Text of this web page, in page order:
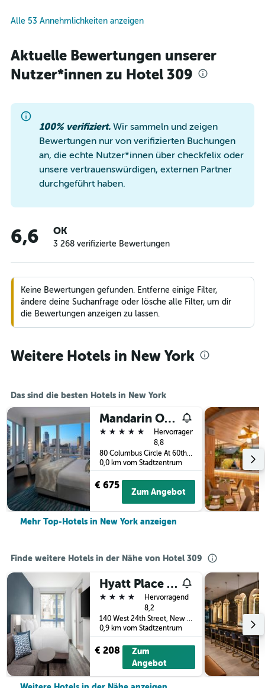
Alle 53 Annehmlichkeiten anzeigen
Aktuelle Bewertungen unserer
Nutzer*innen zu Hotel 309
100% verifiziert. Wir sammeln und zeigen
Bewertungen nur von verifizierten Buchungen
an, die echte Nutzer*innen über checkfelix oder
unsere vertrauenswürdigen, externen Partner
durchgeführt haben.
6,6 OK
3 268 verifizierte Bewertungen
Keine Bewertungen gefunden. Entferne einige Filter,
ändere deine Suchanfrage oder lösche alle Filter, um dir
die Bewertungen anzeigen zu lassen.
Weitere Hotels in New York
Das sind die besten Hotels in New York
Mandarin Oriental, New York
5 Sterne
Hervorragend
8,8
80 Columbus Circle At 60th Street, New York, NY, USA
0,0 km vom Stadtzentrum
€ 675
Zum Angebot
Mehr Top-Hotels in New York anzeigen
Finde weitere Hotels in der Nähe von Hotel 309
Hyatt Place New York/Chelsea
4 Sterne
Hervorragend
8,2
140 West 24th Street, New York, NY, USA
0,9 km vom Stadtzentrum
€ 208
Zum
Angebot